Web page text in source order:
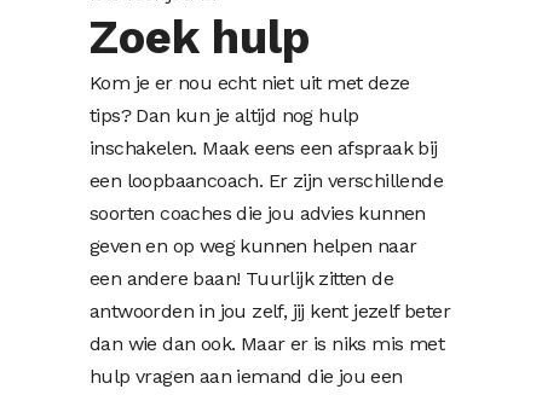
Zoek hulp
Kom je er nou echt niet uit met deze
tips? Dan kun je altijd nog hulp
inschakelen. Maak eens een afspraak bij
een loopbaancoach. Er zijn verschillende
soorten coaches die jou advies kunnen
geven en op weg kunnen helpen naar
een andere baan! Tuurlijk zitten de
antwoorden in jou zelf, jij kent jezelf beter
dan wie dan ook. Maar er is niks mis met
hulp vragen aan iemand die jou een